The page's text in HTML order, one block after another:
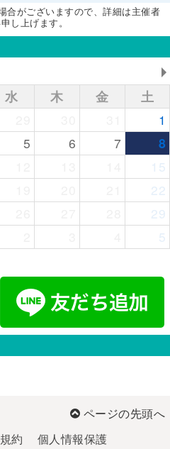
合がございますので、詳細は主催者
し上げます。
水 木 金
土
1
5 6 7
8
15
22
29
5
ページの先頭へ
約 個人情報保護